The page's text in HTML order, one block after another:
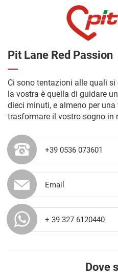
Pit Lane Red Passion
Ci sono tentazioni alle quali
la vostra è quella di guidare
dieci minuti, e almeno per
trasformare il vostro sogno in
+39 0536 073601
Email
+ 39 327 6120440
Dove